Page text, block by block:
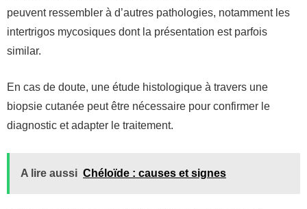
peuvent ressembler à d’autres pathologies, notamment les
intertrigos mycosiques dont la présentation est parfois
similar.
En cas de doute, une étude histologique à travers une
biopsie cutanée peut être nécessaire pour confirmer le
diagnostic et adapter le traitement.
A lire aussi Chéloïde : causes et signes